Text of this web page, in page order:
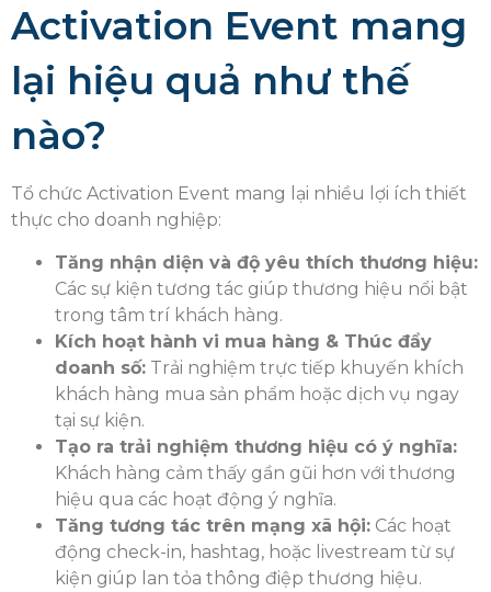
Activation Event mang
lại hiệu quả như thế
nào?
Tổ chức Activation Event mang lại nhiều lợi ích thiết
thực cho doanh nghiệp:
Tăng nhận diện và độ yêu thích thương hiệu:
Các sự kiện tương tác giúp thương hiệu nổi bật
trong tâm trí khách hàng.
Kích hoạt hành vi mua hàng & Thúc đẩy
doanh số: Trải nghiệm trực tiếp khuyến khích
khách hàng mua sản phẩm hoặc dịch vụ ngay
tại sự kiện.
Tạo ra trải nghiệm thương hiệu có ý nghĩa:
Khách hàng cảm thấy gần gũi hơn với thương
hiệu qua các hoạt động ý nghĩa.
Tăng tương tác trên mạng xã hội: Các hoạt
động check-in, hashtag, hoặc livestream từ sự
kiện giúp lan tỏa thông điệp thương hiệu.